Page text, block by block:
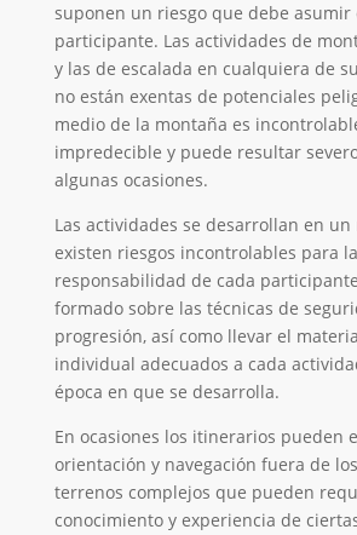
suponen un riesgo que debe asumir
participante. Las actividades de
y las de escalada en cualquiera de
no están exentas de potenciales
medio de la montaña es
impredecible y puede resultar
algunas ocasiones.
Las actividades se desarrollan en
existen riesgos incontrolables para
responsabilidad de cada
formado sobre las técnicas de
progresión, así como llevar el
individual adecuados a cada
época en que se desarrolla.
En ocasiones los itinerarios pueden
orientación y navegación fuera de
terrenos complejos que pueden
conocimiento y experiencia de